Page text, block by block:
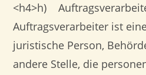
<h4>h)
Auftragsverarbeiter ist
juristische Person,
andere Stelle, die